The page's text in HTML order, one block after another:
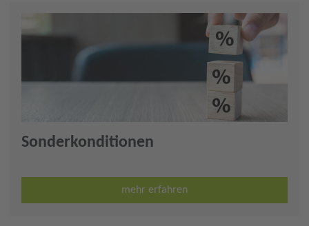
Sonderkonditionen
mehr erfahren